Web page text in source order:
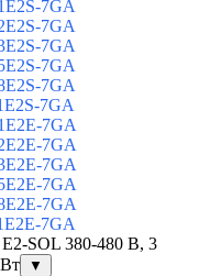
7GA
7GA
7GA
7GA
7GA
7GA
7GA
7GA
7GA
7GA
7GA
7GA
SOL 380-480 В, 3
▼